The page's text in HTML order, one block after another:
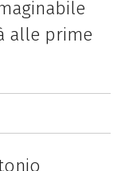
alle prime